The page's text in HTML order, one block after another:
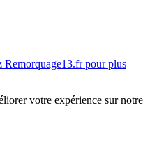
Remorquage13.fr pour plus
votre expérience sur notre